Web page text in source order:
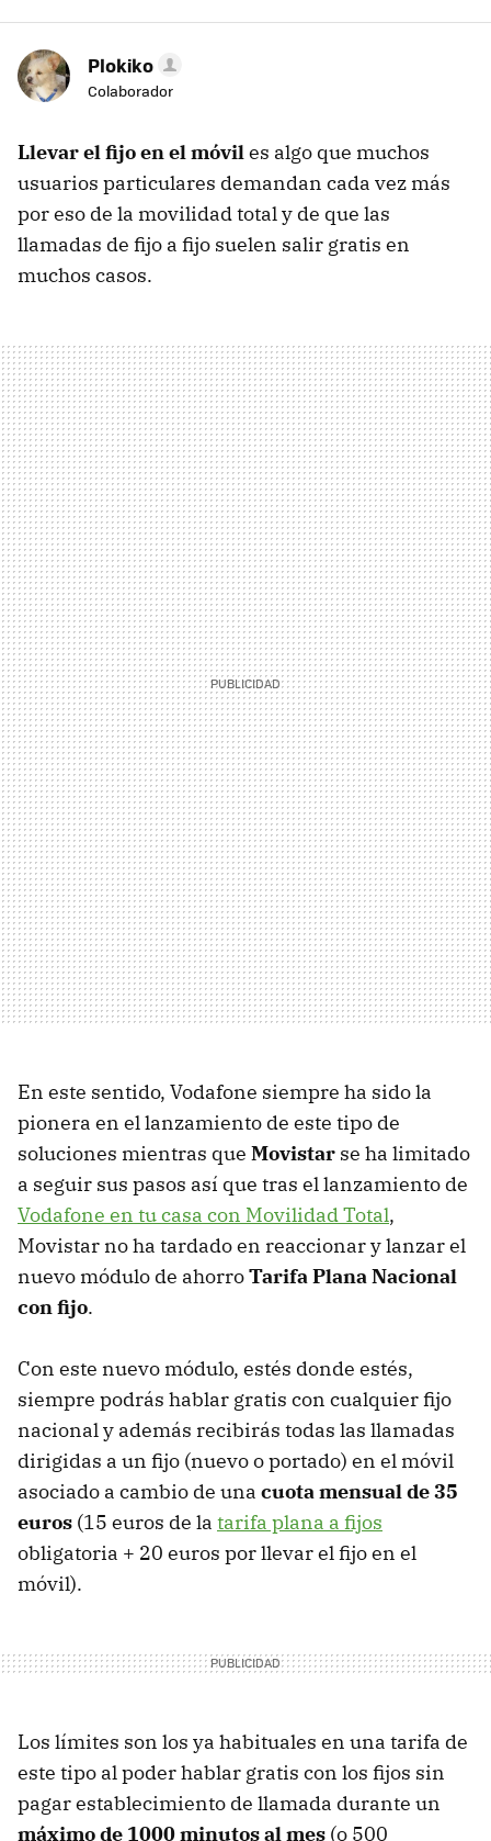
Plokiko
Colaborador
Llevar el fijo en el móviles algo que muchos
usuarios particulares demandan cada vez más
por eso de la movilidad total y de que las
llamadas de fijo a fijo suelen salir gratis en
muchos casos.
En este sentido, Vodafone siempre ha sido la
pionera en el lanzamiento de este tipo de
soluciones mientras que Movistar se ha limitado
a seguir sus pasos así que tras el lanzamiento de
Vodafone en tu casa con Movilidad Total,
Movistar no ha tardado en reaccionar y lanzar el
nuevo módulo de ahorroTarifa Plana Nacional
con fijo.
Con este nuevo módulo, estés donde estés,
siempre podrás hablar gratis con cualquier fijo
nacional y además recibirás todas las llamadas
dirigidas a un fijo (nuevo o portado) en el móvil
asociado a cambio de una cuota mensual de 35
euros (15 euros de la tarifa plana a fijos
obligatoria + 20 euros por llevar el fijo en el
móvil).
Los límites son los ya habituales en una tarifa de
este tipo al poder hablar gratis con los fijos sin
pagar establecimiento de llamada durante un
máximo de 1000 minutos al mes (o 500